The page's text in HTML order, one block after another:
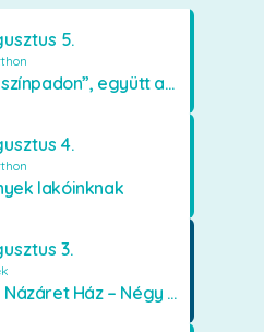
5.
Együtt a „színpadon”, együtt az élményekért 🎭✨
4.
lakóinknak
3.
40 éves a Názáret Ház – Négy évtized szeretetben és gondoskodásban